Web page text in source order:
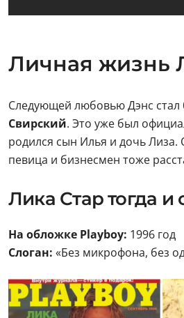
Личная жизнь
Следующей любовью Дэнс стал
Свирский. Это уже был
родился сын Илья и дочь Лиза.
певица и бизнесмен тоже
Лика Стар тогда и
На обложке Playboy: 1996 год
Слоган: «Без микрофона, без